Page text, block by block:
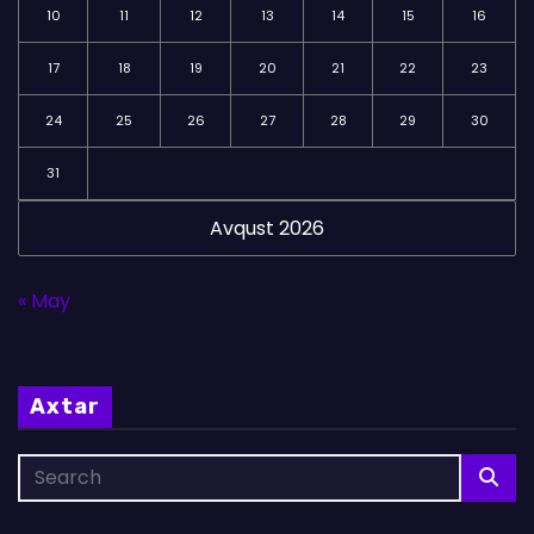
Avqust 2026
10 11 12 13 14 15 16
17 18 19 20 21 22 23
24 25 26 27 28 29 30
31
« May
Axtar